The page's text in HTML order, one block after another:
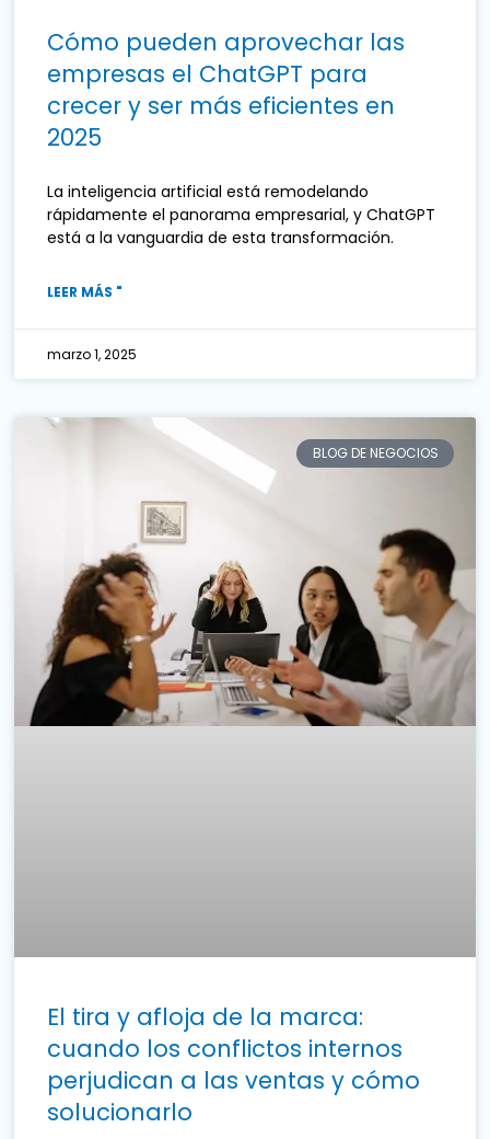
Cómo pueden aprovechar las
empresas el ChatGPT para
crecer y ser más eficientes en
2025
La inteligencia artificial está remodelando
rápidamente el panorama empresarial, y ChatGPT
está a la vanguardia de esta transformación.
LEER MÁS "
marzo 1, 2025
BLOG DE NEGOCIOS
El tira y afloja de la marca:
cuando los conflictos internos
perjudican a las ventas y cómo
solucionarlo